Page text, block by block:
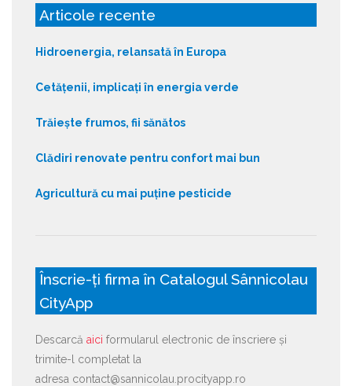
Articole recente
Hidroenergia, relansată în Europa
Cetățenii, implicați în energia verde
Trăiește frumos, fii sănătos
Clădiri renovate pentru confort mai bun
Agricultură cu mai puține pesticide
Înscrie-ți firma în Catalogul Sânnicolau
CityApp
Descarcă aici formularul electronic de înscriere și
trimite-l completat la
adresa contact@sannicolau.procityapp.ro